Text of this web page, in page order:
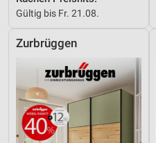
Gültig bis Fr. 21.08.
Zurbrüggen